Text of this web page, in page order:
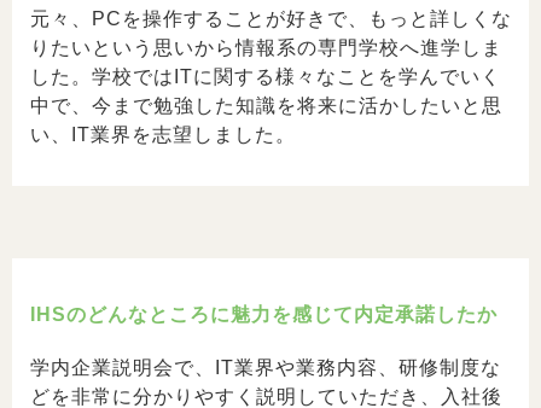
元々、PCを操作することが好きで、もっと詳しくな
りたいという思いから情報系の専門学校へ進学しま
した。学校ではITに関する様々なことを学んでいく
中で、今まで勉強した知識を将来に活かしたいと思
い、IT業界を志望しました。
IHSのどんなところに魅力を感じて内定承諾したか
学内企業説明会で、IT業界や業務内容、研修制度な
どを非常に分かりやすく説明していただき、入社後